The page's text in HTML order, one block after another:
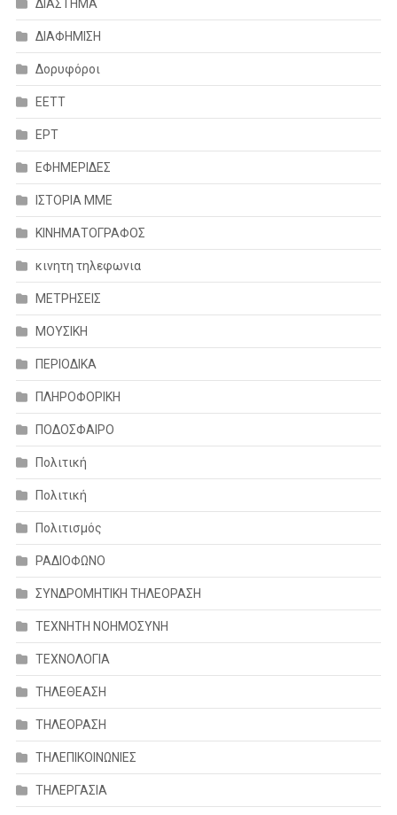
ΔΙΑΣΤΗΜΑ
ΔΙΑΦΗΜΙΣΗ
Δορυφόροι
ΕΕΤΤ
ΕΡΤ
ΕΦΗΜΕΡΙΔΕΣ
ΙΣΤΟΡΙΑ ΜΜΕ
ΚΙΝΗΜΑΤΟΓΡΑΦΟΣ
κινητη τηλεφωνια
ΜΕΤΡΗΣΕΙΣ
ΜΟΥΣΙΚΗ
ΠΕΡΙΟΔΙΚΑ
ΠΛΗΡΟΦΟΡΙΚΗ
ΠΟΔΟΣΦΑΙΡΟ
Πολιτική
Πολιτική
Πολιτισμός
ΡΑΔΙΟΦΩΝΟ
ΣΥΝΔΡΟΜΗΤΙΚΗ ΤΗΛΕΟΡΑΣΗ
ΤΕΧΝΗΤΗ ΝΟΗΜΟΣΥΝΗ
ΤΕΧΝΟΛΟΓΙΑ
ΤΗΛΕΘΕΑΣΗ
ΤΗΛΕΟΡΑΣΗ
ΤΗΛΕΠΙΚΟΙΝΩΝΙΕΣ
ΤΗΛΕΡΓΑΣΙΑ